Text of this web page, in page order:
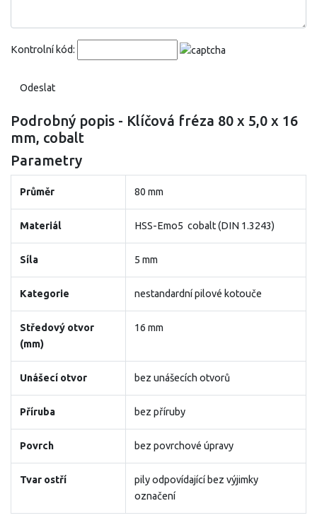
Kontrolní kód:
Podrobný popis - Klíčová fréza 80 x 5,0 x 16
mm, cobalt
Parametry
Průměr 80 mm
Materiál HSS-Emo5 cobalt (DIN 1.3243)
Síla 5 mm
Kategorie nestandardní pilové kotouče
Středový otvor
(mm)
16 mm
Unášecí otvor bez unášecích otvorů
Příruba bez příruby
Povrch bez povrchové úpravy
Tvar ostří
pily odpovídající bez výjimky
označení